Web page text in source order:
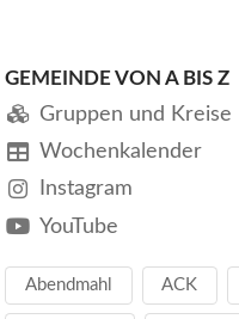
GEMEINDE VON A BIS Z
Gruppen und Kreise
Wochenkalender
Instagram
YouTube
Abendmahl ACK